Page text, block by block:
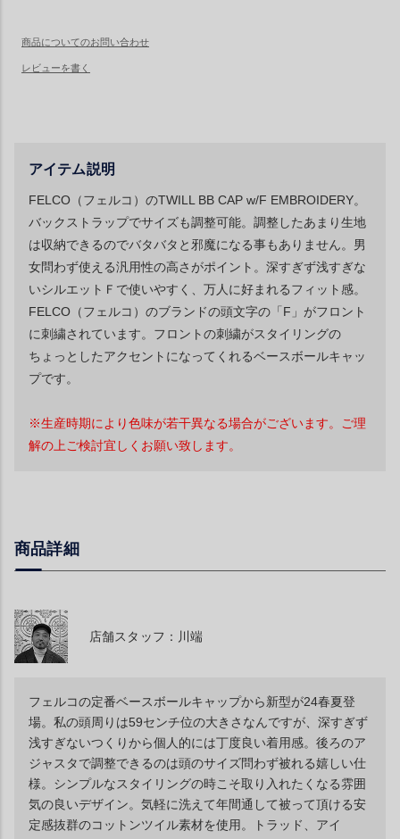
アイテム説明
FELCO（フェルコ）のTWILL BB CAP w/F EMBROIDERY。
バックストラップでサイズも調整可能。調整したあまり生地
は収納できるのでバタバタと邪魔になる事もありません。男
女問わず使える汎用性の高さがポイント。深すぎず浅すぎな
いシルエットＦで使いやすく、万人に好まれるフィット感。
FELCO（フェルコ）のブランドの頭文字の「F」がフロント
に刺繍されています。フロントの刺繍がスタイリングの
ちょっとしたアクセントになってくれるベースボールキャッ
プです。
※生産時期により色味が若干異なる場合がございます。ご理
解の上ご検討宜しくお願い致します。
商品詳細
店舗スタッフ：川端
フェルコの定番ベースボールキャップから新型が24春夏登
場。私の頭周りは59センチ位の大きさなんですが、深すぎず
浅すぎないつくりから個人的には丁度良い着用感。後ろのア
ジャスタで調整できるのは頭のサイズ問わず被れる嬉しい仕
様。シンプルなスタイリングの時こそ取り入れたくなる雰囲
気の良いデザイン。気軽に洗えて年間通して被って頂ける安
定感抜群のコットンツイル素材を使用。トラッド、アイ